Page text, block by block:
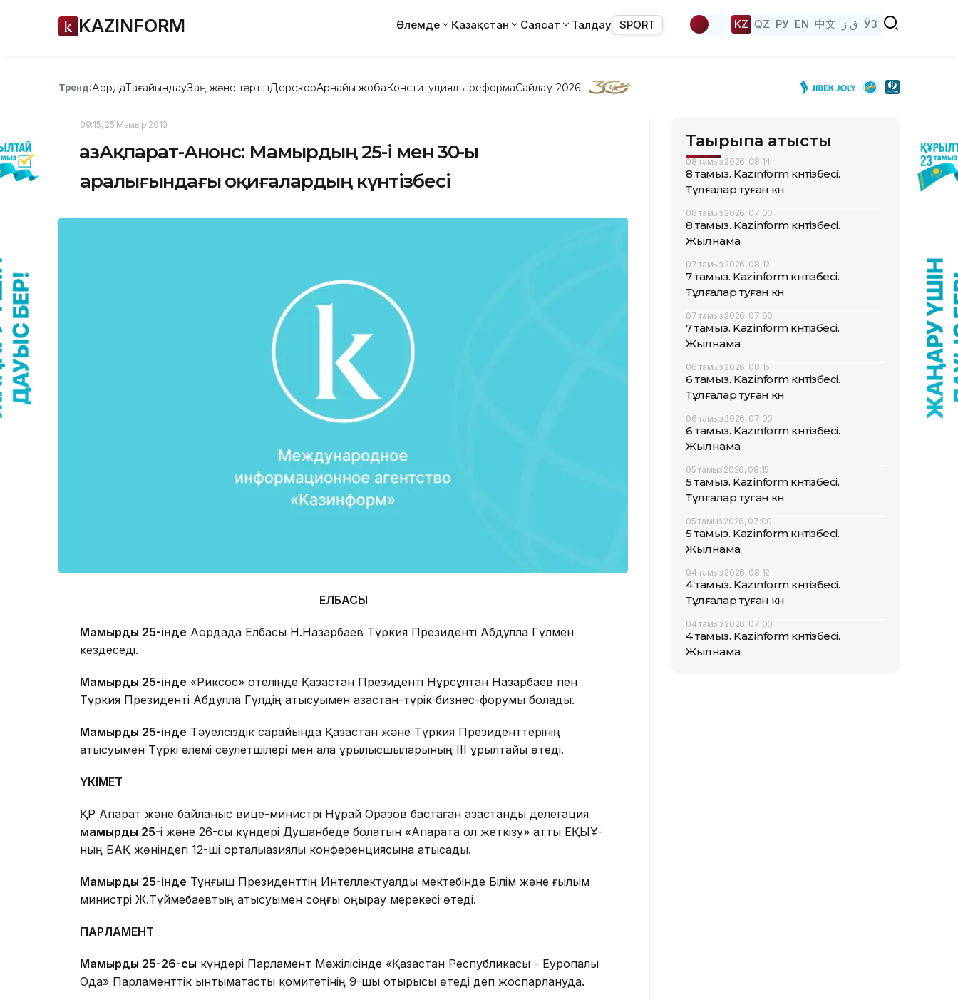
KAZINFORM Әлемде Қазақстан Саясат Талдау SPORT KZ QZ РУ EN 中文 ق ز ЎЗ
Тренд:АқордаТағайындауЗаң және тәртіпДерекқорАрнайы жобаКонституциялық реформаСайлау-2026
09:15, 25 Мамыр 2010
ҚазАқпарат-Анонс: Мамырдың 25-і мен 30-ы
аралығындағы оқиғалардың күнтізбесі
ЕЛБАСЫ
Мамырдың 25-інде Ақордада Елбасы Н.Назарбаев Түркия Президенті Абдулла Гүлмен
кездеседі.
Мамырдың 25-інде «Риксос» отелінде Қазақстан Президенті Нұрсұлтан Назарбаев пен
Түркия Президенті Абдулла Гүлдің қатысуымен қазақстан-түрік бизнес-форумы болады.
Мамырдың 25-інде Тәуелсіздік сарайында Қазақстан және Түркия Президенттерінің
қатысуымен Түркі әлемі сәулетшілері мен қала құрылысшыларының ІІІ құрылтайы өтеді.
ҮКІМЕТ
ҚР Ақпарат және байланыс вице-министрі Нұрай Оразов бастаған қазақстандық делегация
мамырдың 25-і және 26-сы күндері Душанбеде болатын «Ақпаратқа қол жеткізу» атты ЕҚЫҰ-
ның БАҚ жөніндегі 12-ші орталықазиялық конференциясына қатысады.
Мамырдың 25-інде Тұңғыш Президенттің Интеллектуалдық мектебінде Білім және ғылым
министрі Ж.Түймебаевтың қатысуымен соңғы қоңырау мерекесі өтеді.
ПАРЛАМЕНТ
Мамырдың 25-26-сы күндері Парламент Мәжілісінде «Қазақстан Республикасы - Еуропалық
Одақ» Парламенттік ынтымақтастық комитетінің 9-шы отырысы өтеді деп жоспарлануда.
Тақырыпқа қатысты
08 тамыз 2026, 08:14
8 тамыз. Kazinform күнтізбесі.
Тұлғалар туған күн
08 тамыз 2026, 07:00
8 тамыз. Kazinform күнтізбесі.
Жылнама
07 тамыз 2026, 08:12
7 тамыз. Kazinform күнтізбесі.
Тұлғалар туған күн
07 тамыз 2026, 07:00
7 тамыз. Kazinform күнтізбесі.
Жылнама
06 тамыз 2026, 08:15
6 тамыз. Kazinform күнтізбесі.
Тұлғалар туған күн
06 тамыз 2026, 07:00
6 тамыз. Kazinform күнтізбесі.
Жылнама
05 тамыз 2026, 08:15
5 тамыз. Kazinform күнтізбесі.
Тұлғалар туған күн
05 тамыз 2026, 07:00
5 тамыз. Kazinform күнтізбесі.
Жылнама
04 тамыз 2026, 08:12
4 тамыз. Kazinform күнтізбесі.
Тұлғалар туған күн
04 тамыз 2026, 07:00
4 тамыз. Kazinform күнтізбесі.
Жылнама